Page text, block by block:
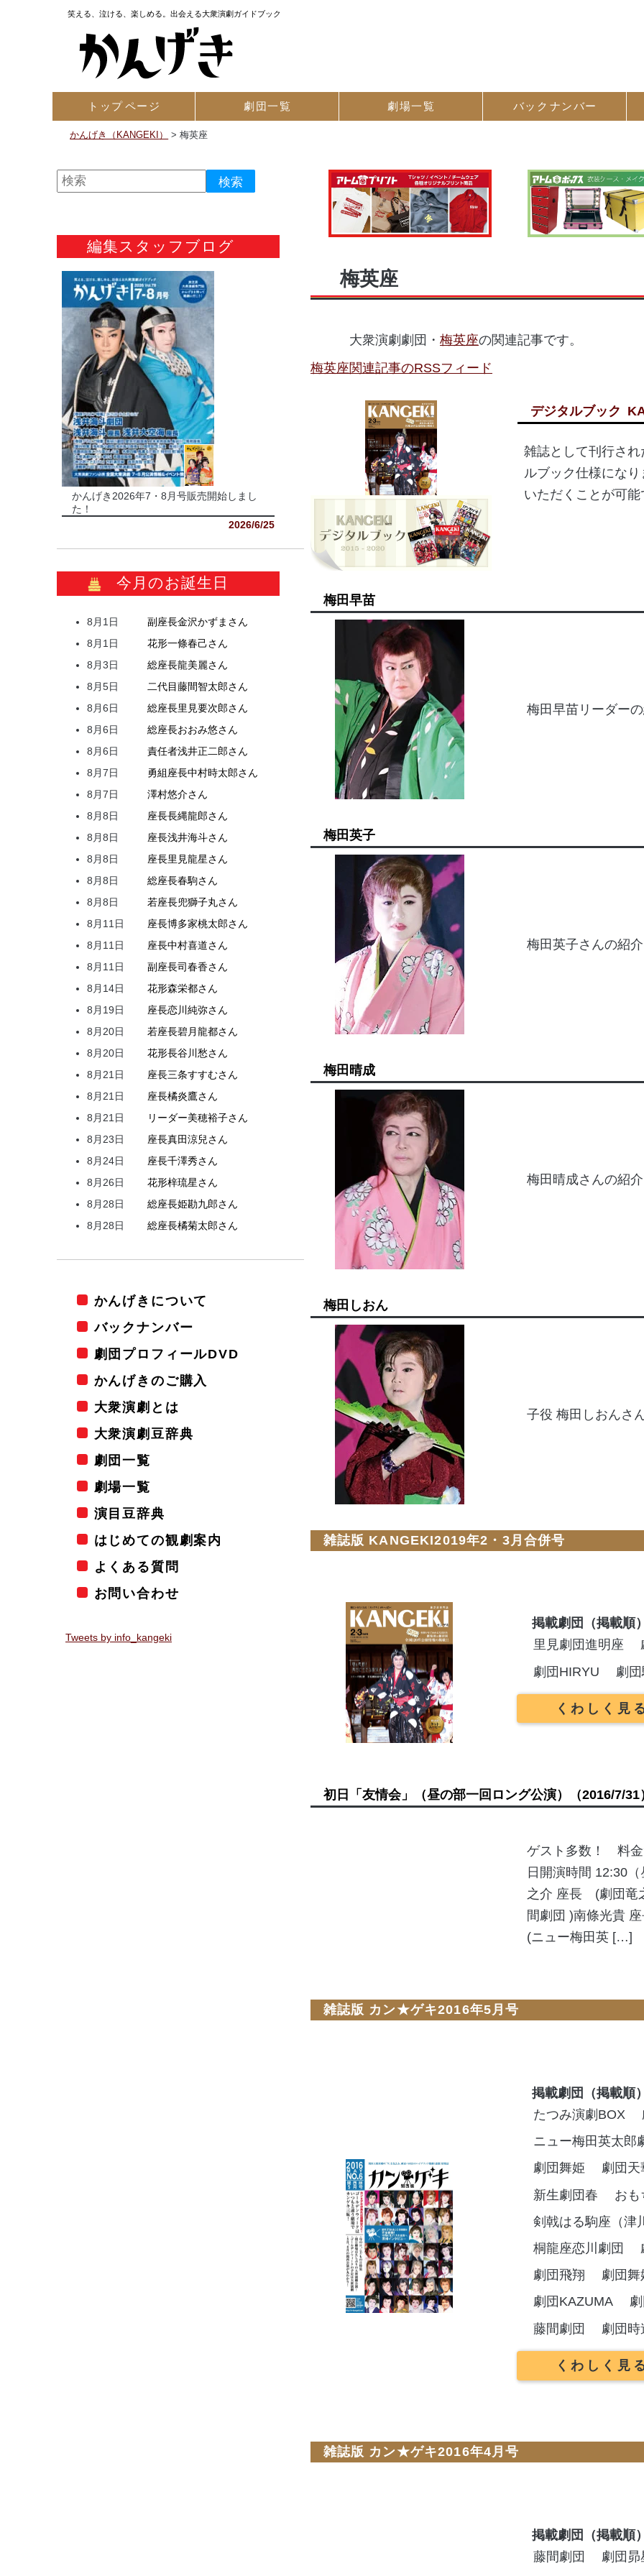
笑える、泣ける、楽しめる。出会える大衆演劇ガイドブック
トップページ 劇団一覧 劇場一覧 バック ナンバー
かんげき（KANGEKI） >梅英座
梅英座
大衆演劇劇団・ 梅英座の関連記事です。
梅英座関連記事のRSSフィード
デジタルブック
雑誌として刊行さ
ルブック仕様にな
いただくことが可能
梅田早苗
梅田早苗リーダー
梅田英子
梅田英子さんの紹
梅田晴成
梅田晴成さんの紹
梅田しおん
子役 梅田しおんさ
雑誌版 KANGEKI2019年2・3月合併号
掲載劇団（掲載順
里見劇団進明座
劇団HIRYU
劇
くわしく見
初日「友情会」（昼の部一回ロング公演） （2016/7/31
ゲスト多数！ 料金
日開演時間 12:30
之介 座長 (劇団竜
間劇団 )南條光貴
(ニュー梅田英 […]
雑誌版 カン★ゲキ2016年5月号
掲載劇団（掲載順
たつみ演劇BOX
ニュー梅田英太郎
劇団舞姫
劇団天
新生劇団春
おも
剣戟はる駒座（津
桐龍座恋川劇団
劇団飛翔
劇団舞
劇団KAZUMA
藤間劇団
劇団時
くわしく見
雑誌版 カン★ゲキ2016年4月号
掲載劇団（掲載順
藤間劇団
劇団昴
編集スタッフブログ
かんげき2026年7・8月号販売開始しまし
た！
2026/6/25
今月のお誕生日
8月1日 副座長金沢かずま さん
8月1日
花形一條春己さん
8月3日
総座長龍美麗さん
8月5日
二代目藤間智太郎さん
8月6日
総座長里見要次郎さん
8月6日
総座長おおみ悠さん
8月6日
責任者浅井正二郎さん
8月7日
勇組座長中村時太郎さん
8月7日
澤村悠介さん
8月8日
座長長縄龍郎さん
8月8日
座長浅井海斗さん
8月8日
座長里見龍星さん
8月8日
総座長春駒さん
8月8日
若座長兜獅子丸さん
8月11日
座長博多家桃太郎さん
8月11日
座長中村喜道さん
8月11日
副座長司春香さん
8月14日
花形森栄都さん
8月19日
座長恋川 純弥さん
8月20日
若座長碧月龍都さん
8月20日
花形長谷川 愁さん
8月21日
座長三条すすむさん
8月21日
座長橘炎鷹さん
8月21日
リーダー美穂裕子さん
8月23日
座長真田涼兒さん
8月24日
座長千澤秀さん
8月26日
花形梓琉星さん
8月28日
総座長姫勘九郎さん
8月28日
総座長橘菊太郎さん
かんげきについて
バックナンバー
劇団プロフィールDVD
かんげきのご購入
大衆演劇とは
大衆演劇豆辞典
劇団一覧
劇場一覧
演目豆辞典
はじめての観劇案内
よくある質問
お問い合わせ
Tweets by info_kangeki